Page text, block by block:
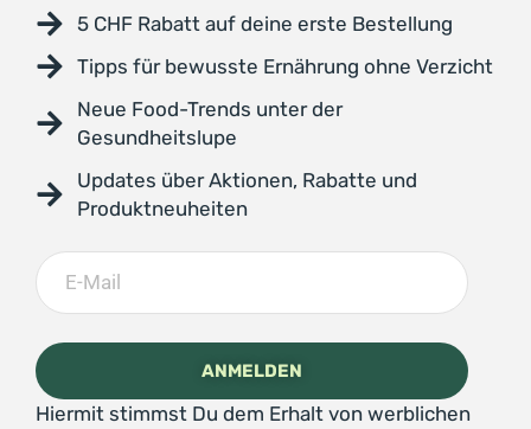
5 CHF Rabatt auf deine erste Bestellung
Tipps für bewusste Ernährung ohne Verzicht
Neue Food-Trends unter der
Gesundheitslupe
Updates über Aktionen, Rabatte und
Produktneuheiten
Hiermit stimmst Du dem Erhalt von werblichen